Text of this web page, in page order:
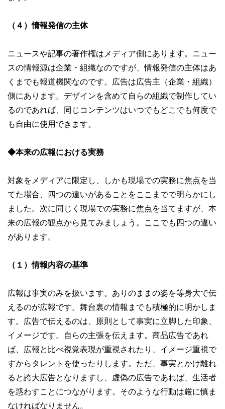
（４）情報発信の主体
ニュースや記事の著作権はメディア側にあります。ニュー
スの情報源は企業・組織なのですが、情報発信の主体はあ
くまでも報道機関なのです。広告は広告主（企業・組織）
側にあります。デザインを含めて自らの組織で制作してい
るのであれば、同じコンテンツはいつでもどこでも何度で
も自由に使用できます。
◆本来の広報における実務
対象をメディアに限定し、しかも現場での実務に焦点を当
てた場合、四つの違いがあることをここまでで明らかにし
ました。次に同じく現場での実務に焦点を当てますが、本
来の広報の観点から見てみましょう。ここでも四つの違い
があります。
（１）情報内容の基準
広報は事実のみを扱います。ありのままの姿を等身大で伝
えるのが広報です。舞台裏の情報までも積極的に明かしま
す。広告で伝えるのは、原則として事実に立脚した印象、
イメージです。自らの主張を伝えます。商品広告であれ
ば、広報と比べ視覚表現が重視されたり、イメージ重視で
すからタレントを使ったりします。ただ、事実とかけ離れ
ると誇大広告となりますし、虚偽の広告であれば、生活者
を惑わすことにつながります。そのような行動は厳に慎ま
なければなりません。